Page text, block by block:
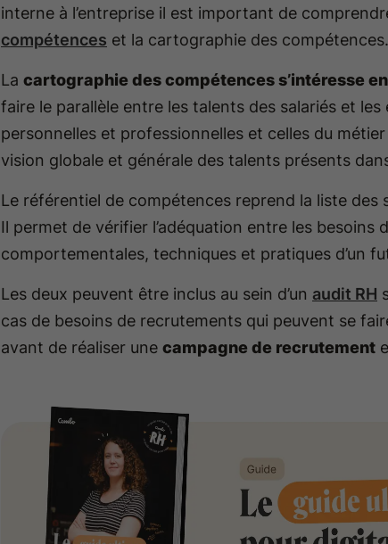
interne à l’entreprise il est important de
compétences et la cartographie des compétences.
La cartographie des compétences s’intéresse
faire le parallèle entre les talents des salariés et
personnelles et professionnelles et celles du
vision globale et générale des talents présents
Le référentiel de compétences reprend la liste des
Il permet de vérifier l’adéquation entre les besoins
comportementales, techniques et pratiques d’un
Les deux peuvent être inclus au sein d’un audit RH
cas de besoins de recrutements qui peuvent se
avant de réaliser une campagne de recrutement